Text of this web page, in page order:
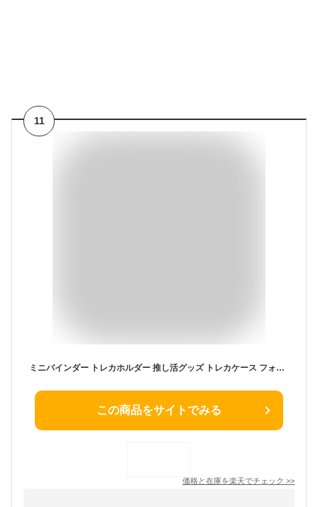
11
ミニバインダー トレカホルダー 推し活グッズ トレカケース フォトブック フォト アルバム おしゃれ 写真 トレカ 仕切り クリア ファイル 持ち運び 推し活グッズ キダルト 便利 収納 トレカファイル グッズ 収納 かわいい エタモ etamo
この商品をサイトでみる
価格と在庫を楽天でチェック >>